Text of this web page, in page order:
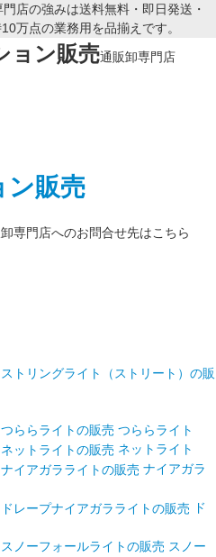
ョン販売通販卸専門店
つららライト
ネットライト
ナイアガラ
ド
スノー